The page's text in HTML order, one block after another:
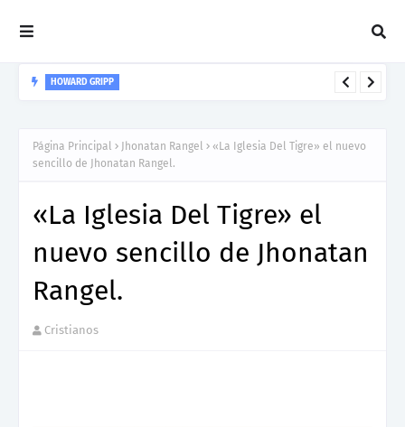
HOWARD GRIPP
Página Principal Jhonatan Rangel
«La Iglesia Del Tigre» el nuevo
sencillo de Jhonatan Rangel.
«La Iglesia Del Tigre» el
nuevo sencillo de Jhonatan
Rangel.
Cristianos